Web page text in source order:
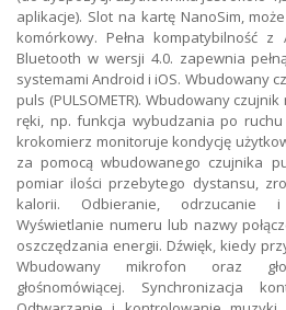
aplikacje). Slot na kartę NanoSim,
komórkowy. Pełna kompatybilność
Bluetooth w wersji 4.0. zapewnia
systemami Android i iOS. Wbudowany
puls (PULSOMETR). Wbudowany
ręki, np. funkcja wybudzania po
krokomierz monitoruje kondycję
za pomocą wbudowanego czujnika
pomiar ilości przebytego dystansu,
kalorii. Odbieranie, odrzucanie i
Wyświetlanie numeru lub nazwy
oszczędzania energii. Dźwięk, kiedy
Wbudowany mikrofon oraz
głośnomówiącej. Synchronizacja